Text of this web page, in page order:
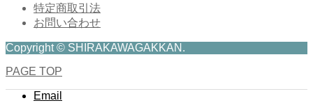
特定商取引法
お問い合わせ
Copyright © SHIRAKAWAGAKKAN.
PAGE TOP
Email